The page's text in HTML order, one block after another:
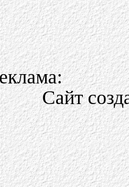
Сайт